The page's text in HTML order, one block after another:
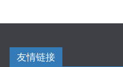
友情链接